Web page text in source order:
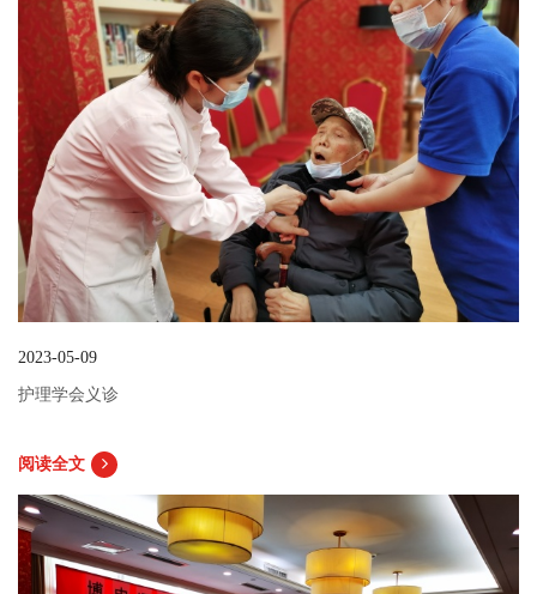
2023-05-09
护理学会义诊
阅读全文